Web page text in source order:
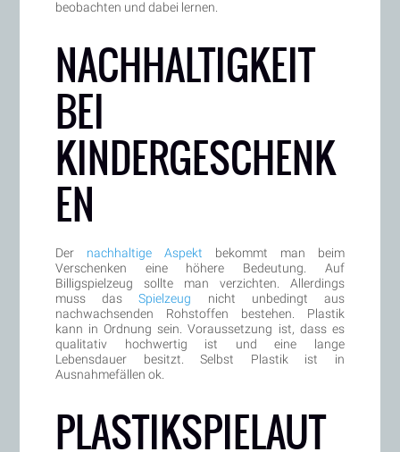
beobachten und dabei lernen.
NACHHALTIGKEIT
BEI
KINDERGESCHENK
EN
Der nachhaltige Aspekt bekommt man beim
Verschenken eine höhere Bedeutung. Auf
Billigspielzeug sollte man verzichten. Allerdings
muss dasSpielzeug nicht unbedingt aus
nachwachsenden Rohstoffen bestehen. Plastik
kann in Ordnung sein. Voraussetzung ist, dass es
qualitativ hochwertig ist und eine lange
Lebensdauer besitzt. Selbst Plastik ist in
Ausnahmefällen ok.
PLASTIKSPIELAUT